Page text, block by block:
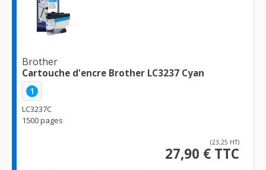
Brother
Cartouche d'encre Brother LC3237 Cyan
1
LC3237C
1500 pages
(23,25 HT)
27,90 € TTC